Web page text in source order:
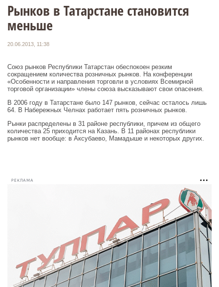
Рынков в Татарстане становится
меньше
20.06.2013, 11:38
Союз рынков Республики Татарстан обеспокоен резким
сокращением количества розничных рынков. На конференции
«Особенности и направления торговли в условиях Всемирной
торговой организации» члены союза высказывают свои опасения.
В 2006 году в Татарстане было 147 рынков, сейчас осталось лишь
64. В Набережных Челнах работает пять розничных рынков.
Рынки распределены в 31 районе республики, причем из общего
количества 25 приходится на Казань. В 11 районах республики
рынков нет вообще: в Аксубаево, Мамадыше и некоторых других.
РЕКЛАМА